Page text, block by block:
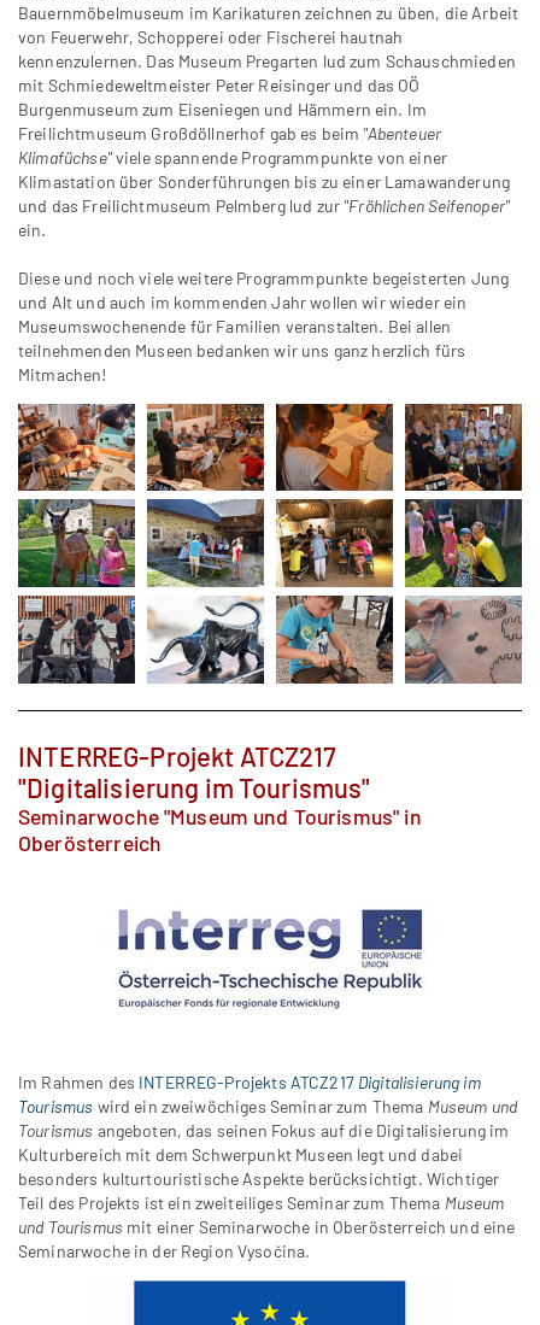
Bauernmöbelmuseum im Karikaturen zeichnen zu üben, die Arbeit
von Feuerwehr, Schopperei oder Fischerei hautnah
kennenzulernen. Das Museum Pregarten lud zum Schauschmieden
mit Schmiedeweltmeister Peter Reisinger und das OÖ
Burgenmuseum zum Eiseniegen und Hämmern ein. Im
Freilichtmuseum Großdöllnerhof gab es beim "Abenteuer
Klimafüchse"viele spannende Programmpunkte von einer
Klimastation über Sonderführungen bis zu einer Lamawanderung
und das Freilichtmuseum Pelmberg lud zur "Fröhlichen Seifenoper"
ein.
Diese und noch viele weitere Programmpunkte begeisterten Jung
und Alt und auch im kommenden Jahr wollen wir wieder ein
Museumswochenende für Familien veranstalten. Bei allen
teilnehmenden Museen bedanken wir uns ganz herzlich fürs
Mitmachen!
INTERREG-Projekt ATCZ217
"Digitalisierung im Tourismus"
Seminarwoche "Museum und Tourismus" in
Oberösterreich
Im Rahmen des INTERREG-Projekts ATCZ217 Digitalisierung im
Tourismus wird ein zweiwöchiges Seminar zum Thema Museum und
Tourismus angeboten, das seinen Fokus auf die Digitalisierung im
Kulturbereich mit dem Schwerpunkt Museen legt und dabei
besonders kulturtouristische Aspekte berücksichtigt. Wichtiger
Teil des Projekts ist ein zweiteiliges Seminar zum Thema Museum
und Tourismusmit einer Seminarwoche in Oberösterreich und eine
Seminarwoche in der Region Vysočina.